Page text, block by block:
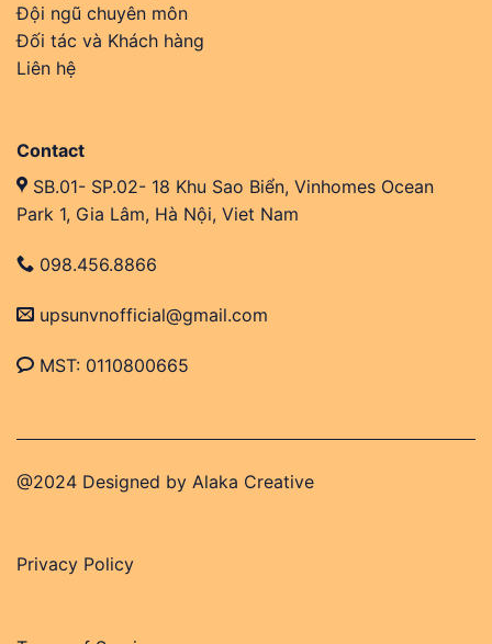
Đội ngũ chuyên môn
Đối tác và Khách hàng
Liên hệ
Contact
SB.01- SP.02- 18 Khu Sao Biển, Vinhomes Ocean
Park 1, Gia Lâm, Hà Nội, Viet Nam
098.456.8866
upsunvnofficial@gmail.com
MST: 0110800665
@2024 Designed by Alaka Creative
Privacy Policy